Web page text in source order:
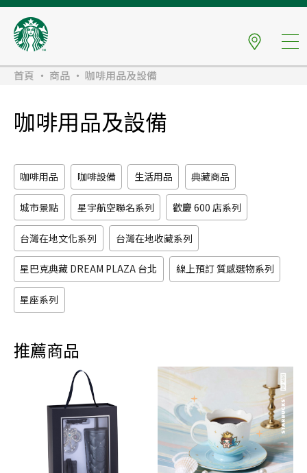
首頁 商品 咖啡用品及設備
咖啡用品及設備
咖啡用品 咖啡設備 生活用品 典藏商品
城市景點 星宇航空聯名系列 歡慶 600 店系列
台灣在地文化系列 台灣在地收藏系列
星巴克典藏 DREAM PLAZA 台北 線上預訂質感選物系列
星座系列
推薦商品